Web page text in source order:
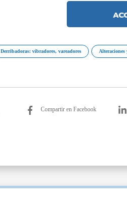
Derribadoras: vibradores, vareadores Alteraciones
Compartir en Facebook